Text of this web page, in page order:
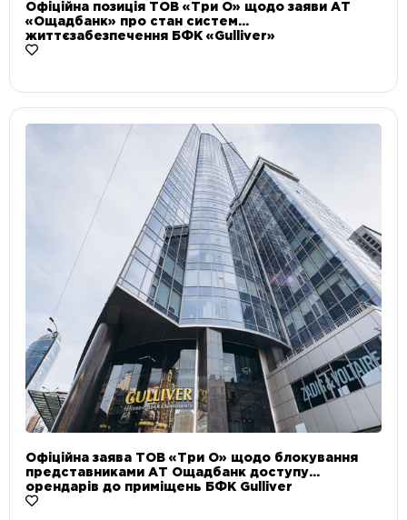
Офіційна позиція ТОВ «Три О» щодо заяви АТ
«Ощадбанк» про стан систем
життєзабезпечення БФК «Gulliver»
Офіційна заява ТОВ «Три О» щодо блокування
представниками АТ Ощадбанк доступу
орендарів до приміщень БФК Gulliver